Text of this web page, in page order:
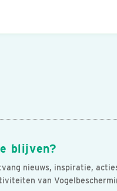
blijven?
nieuws, inspiratie,
van